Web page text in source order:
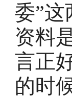
委”
资料
言正
的时